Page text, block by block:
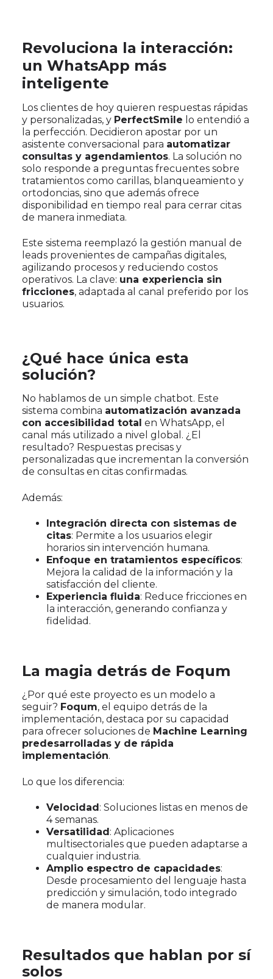
Revoluciona la interacción:
un WhatsApp más
inteligente
Los clientes de hoy quieren respuestas rápidas
y personalizadas, y PerfectSmile lo entendió a
la perfección. Decidieron apostar por un
asistente conversacional para automatizar
consultas y agendamientos. La solución no
solo responde a preguntas frecuentes sobre
tratamientos como carillas, blanqueamiento y
ortodoncias, sino que además ofrece
disponibilidad en tiempo real para cerrar citas
de manera inmediata.
Este sistema reemplazó la gestión manual de
leads provenientes de campañas digitales,
agilizando procesos y reduciendo costos
operativos. La clave: una experiencia sin
fricciones, adaptada al canal preferido por los
usuarios.
¿Qué hace única esta
solución?
No hablamos de un simple chatbot. Este
sistema combina automatización avanzada
con accesibilidad total en WhatsApp, el
canal más utilizado a nivel global. ¿El
resultado? Respuestas precisas y
personalizadas que incrementan la conversión
de consultas en citas confirmadas.
Además:
Integración directa con sistemas de
citas: Permite a los usuarios elegir
horarios sin intervención humana.
Enfoque en tratamientos específicos:
Mejora la calidad de la información y la
satisfacción del cliente.
Experiencia fluida: Reduce fricciones en
la interacción, generando confianza y
fidelidad.
La magia detrás de Foqum
¿Por qué este proyecto es un modelo a
seguir? Foqum, el equipo detrás de la
implementación, destaca por su capacidad
para ofrecer soluciones de Machine Learning
predesarrolladas y de rápida
implementación.
Lo que los diferencia:
Velocidad: Soluciones listas en menos de
4 semanas.
Versatilidad: Aplicaciones
multisectoriales que pueden adaptarse a
cualquier industria.
Amplio espectro de capacidades:
Desde procesamiento del lenguaje hasta
predicción y simulación, todo integrado
de manera modular.
Resultados que hablan por sí
solos